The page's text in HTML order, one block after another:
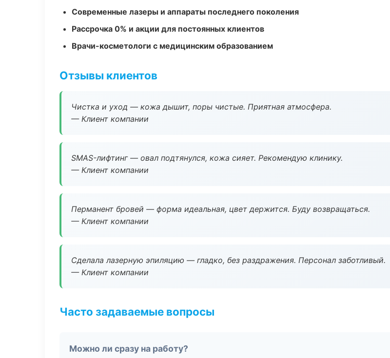
Современные лазеры и аппараты последнего поколения
Рассрочка 0% и акции для постоянных клиентов
Врачи-косметологи с медицинским образованием
Отзывы клиентов
Чистка и уход — кожа дышит, поры чистые. Приятная атмосфера.
— Клиент компании
SMAS-лифтинг — овал подтянулся, кожа сияет. Рекомендую клинику.
— Клиент компании
Перманент бровей — форма идеальная, цвет держится. Буду возвращаться.
— Клиент компании
Сделала лазерную эпиляцию — гладко, без раздражения. Персонал заботливый.
— Клиент компании
Часто задаваемые вопросы
Можно ли сразу на работу?